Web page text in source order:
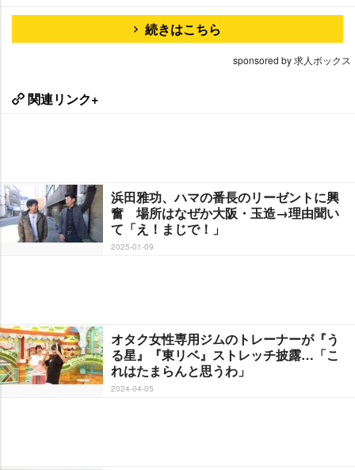
続きはこちら
sponsored by 求人ボックス
関連リンク+
浜田雅功、ハマの番長のリーゼントに興
奮 場所はなぜか大阪・玉造→理由聞い
て「え！まじで！」
2025-01-09
オタク女性専用ジムのトレーナーが『う
る星』『東リベ』ストレッチ披露…「こ
れはたまらんと思うわ」
2024-04-05